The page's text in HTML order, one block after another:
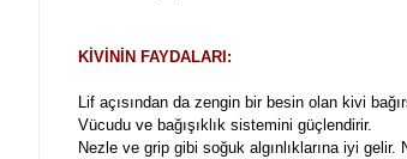
KİVİNİN FAYDALARI:
Lif açısından da zengin bir besin olan kivi
Vücudu ve bağışıklık sistemini güçlendirir.
Nezle ve grip gibi soğuk algınlıklarına iyi gelir.